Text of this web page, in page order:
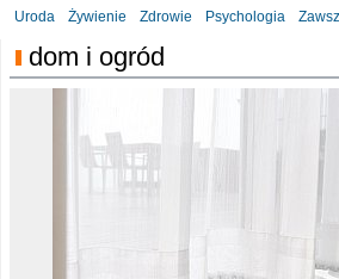
Uroda Żywienie Zdrowie Psychologia
dom i ogród